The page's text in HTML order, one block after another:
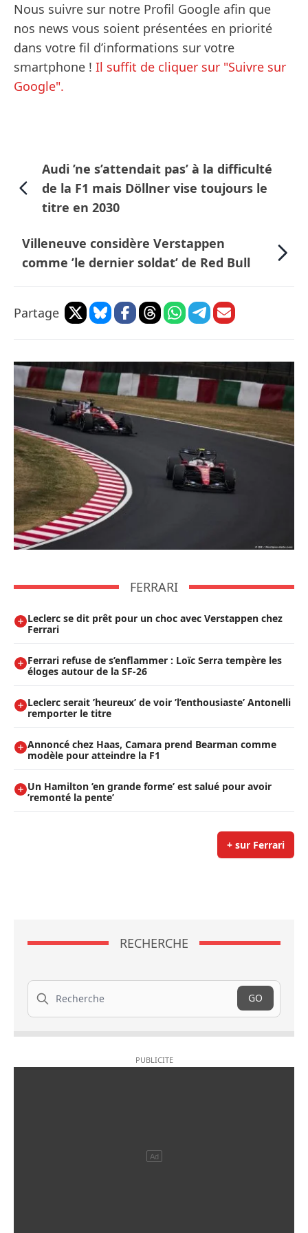
Nous suivre sur notre Profil Google afin que
nos news vous soient présentées en priorité
dans votre fil d’informations sur votre
smartphone ! Il suffit de cliquer sur "Suivre sur
Google".
Audi ’ne s’attendait pas’ à la difficulté
de la F1 mais Döllner vise toujours le
titre en 2030
Villeneuve considère Verstappen
comme ’le dernier soldat’ de Red Bull
Partage
FERRARI
Leclerc se dit prêt pour un choc avec Verstappen chez
Ferrari
Ferrari refuse de s’enflammer : Loïc Serra tempère les
éloges autour de la SF-26
Leclerc serait ’heureux’ de voir ’l’enthousiaste’ Antonelli
remporter le titre
Annoncé chez Haas, Camara prend Bearman comme
modèle pour atteindre la F1
Un Hamilton ’en grande forme’ est salué pour avoir
’remonté la pente’
+ sur Ferrari
RECHERCHE
Recherche
GO